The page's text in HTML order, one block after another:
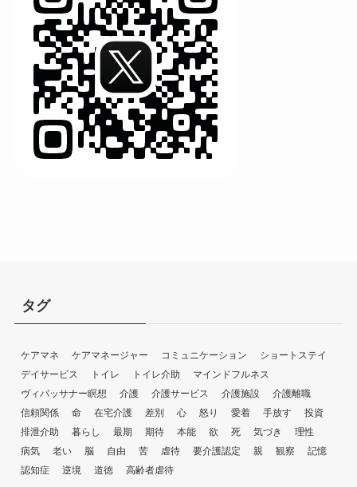
タグ
ケアマネ ケアマネージャー コミュニケーション
ショートステイ
デイサービス
トイレ トイレ介助
マインドフルネス
ヴィパッサナー瞑想
介護 介護サービス 介護施設
介護離職
信頼関係
命 在宅介護 差別 心 怒り 愛着 手放す
投資
排泄介助
暮らし 最期 期待 本能 欲 死 気づき
理性
病気
老い 脳 自由 苦 虐待 要介護認定 親 観察
記憶
認知症
逆境 道徳 高齢者虐待